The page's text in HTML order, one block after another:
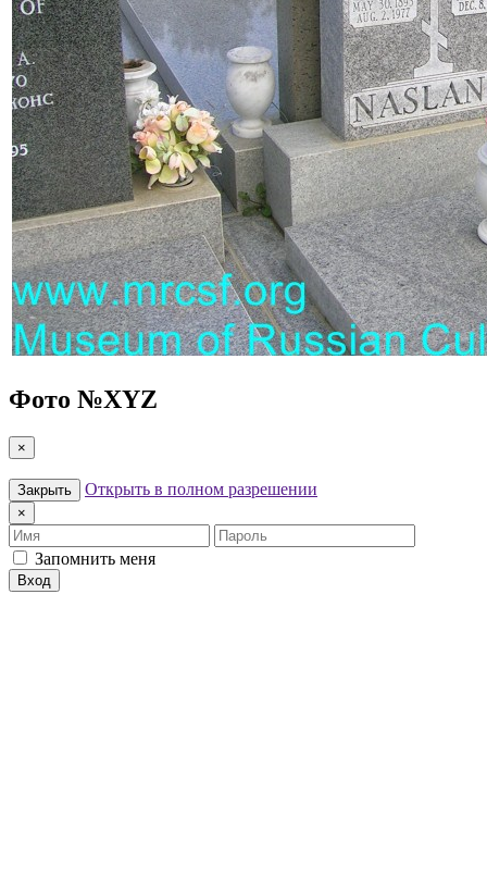
Фото №XYZ
×
Закрыть Открыть в полном разрешении
×
Имя
Пароль
Запомнить меня
Вход